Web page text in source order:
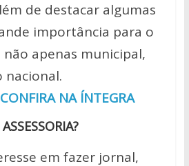
de destacar algumas
importância para o
apenas municipal,
nacional.
NA ÍNTEGRA
em fazer jornal,